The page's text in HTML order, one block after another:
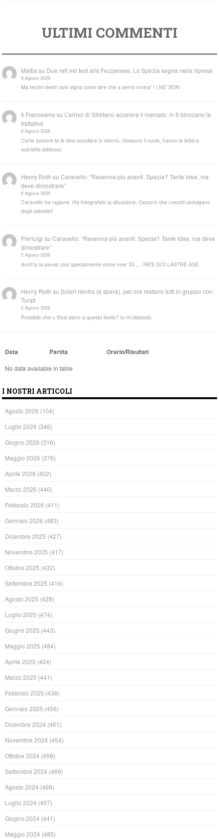
ULTIMI COMMENTI
Mattia su Due reti nel test alla Fezzanese. Lo Spezia segna nella ripresa
9 Agosto 2026
Ma terzini destri solo vigna come dire che a semo rovina' ! I NE' BON
Il Francesino su L’arrivo di Stillitano accelera il mercato: in 6 bloccano le
trattative
8 Agosto 2026
Certe zavorre te le devi accollare in eterno. Nessuno li vuole, hanno la lettera
scarlatta addosso
Henry Roth suCaravello: “Ravenna più avanti. Spezia? Tante idee, ma
deve dimostrare”
6 Agosto 2026
Caravello ha ragione. Ha fotografato la situazione. Occorre che i vecchi sintolgano
dagli zebedei!
Pierluigi suCaravello: “Ravenna più avanti. Spezia? Tante idee, ma deve
dimostrare”
5 Agosto 2026
Anch'io la penso così specialmente come over 33..... FATE DOI LASTRE ASE
Henry Roth suSoleri rientra (e spera), per ora restano tutti in gruppo con
Turati
5 Agosto 2026
Possibile che u tifosi siano a questo livello? Io mi dissocio.
Data Partita Orario/Risultati
No data available in table
I NOSTRI ARTICOLI
Agosto 2026 (104)
Luglio 2026 (346)
Giugno 2026 (316)
Maggio 2026 (376)
Aprile 2026 (402)
Marzo 2026 (440)
Febbraio 2026 (411)
Gennaio 2026 (483)
Dicembre 2025 (427)
Novembre 2025 (417)
Ottobre 2025 (432)
Settembre 2025 (416)
Agosto 2025 (428)
Luglio 2025 (474)
Giugno 2025 (443)
Maggio 2025 (484)
Aprile 2025 (424)
Marzo 2025 (441)
Febbraio 2025 (436)
Gennaio 2025 (456)
Dicembre 2024 (461)
Novembre 2024 (454)
Ottobre 2024 (458)
Settembre 2024 (469)
Agosto 2024 (468)
Luglio 2024 (497)
Giugno 2024 (441)
Maggio 2024 (485)